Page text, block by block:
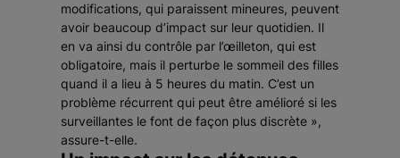
modifications, qui paraissent mineures, peuvent
avoir beaucoup d’impact sur leur quotidien. Il
en va ainsi du contrôle par l’œilleton, qui est
obligatoire, mais il perturbe le sommeil des filles
quand il a lieu à 5 heures du matin. C’est un
problème récurrent qui peut être amélioré si les
surveillantes le font de façon plus discrète »,
assure-t-elle.